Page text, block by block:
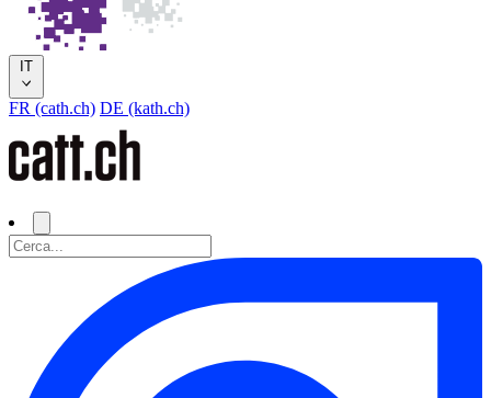
IT
FR (cath.ch) DE (kath.ch)